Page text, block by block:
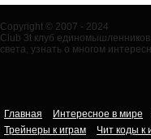
Copyright © 2007 - 2024
Club 3t клуб
света, узнать о многом
Главная Интересное в мире
Трейнеры к играм
Чит коды к